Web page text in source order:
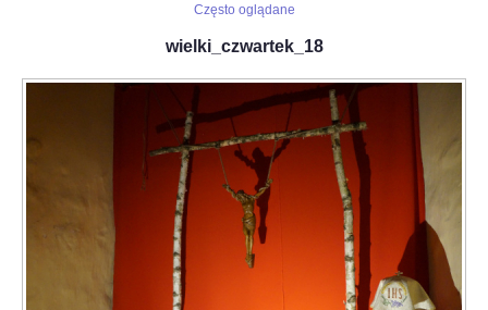
Często oglądane
wielki_czwartek_18